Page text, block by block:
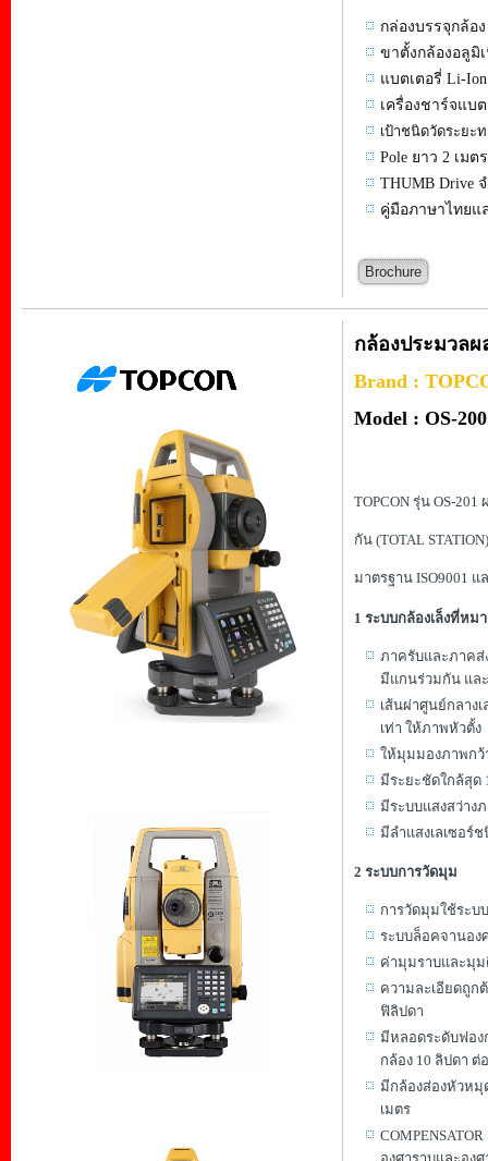
กล่องบรรจุกล้อ
ขาตั้งกล้องอลูมิ
แบตเตอรี่ Li-
เครื่องชาร์จแบ
เป้าชนิดวัดระยะ
Pole ยาว 2 เม
THUMB Drive
คู่มือภาษาไทยแ
Brochure
กล้องประมวลผ
Brand :
Model : OS-200
TOPCON รุ่น OS-
กัน (TOTAL
มาตรฐาน ISO9001 แ
1 ระบบกล้องเล็งที่หม
ภาครับและภาคส่
มีแกนร่วมกัน แล
เส้นผ่าศูนย์กลาง
เท่า ให้ภาพหัวตั้ง
ให้มุมมองภาพกว้า
มีระยะชัดใกล้สุด
มีระบบแสงสว่าง
มีลำแสงเลเซอร์
2 ระบบการวัดมุม
การวัดมุมใช้ระบบ
ระบบล็อคจานอง
ค่ามุมราบและมุม
ความละเอียดถูก
ฟิลิปดา
มีหลอดระดับฟอง
กล้อง 10 ลิปดา ต่
มีกล้องส่องหัวหมุ
เมตร
COMPENSATOR